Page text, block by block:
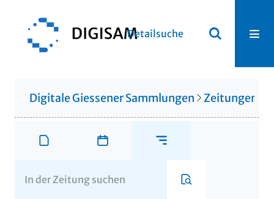
Detailsuche
Digitale Giessener Sammlungen Zeitungen